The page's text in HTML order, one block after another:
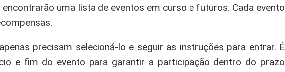
uma lista de eventos em curso e futuros. Cada evento
precisam selecioná-lo e seguir as instruções para entrar. É
e fim do evento para garantir a participação dentro do prazo